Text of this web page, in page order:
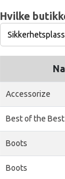
Hvilke
Accessorize
Best of the Best
Boots
Boots